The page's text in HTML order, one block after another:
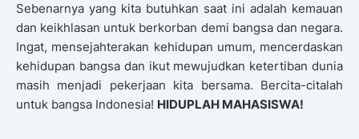
Sebenarnya yang kita butuhkan saat ini adalah kemauan
dan keikhlasan untuk berkorban demi bangsa dan negara.
Ingat, mensejahterakan kehidupan umum, mencerdaskan
kehidupan bangsa dan ikut mewujudkan ketertiban dunia
masih menjadi pekerjaan kita bersama. Bercita-citalah
untuk bangsa Indonesia! HIDUPLAH MAHASISWA!